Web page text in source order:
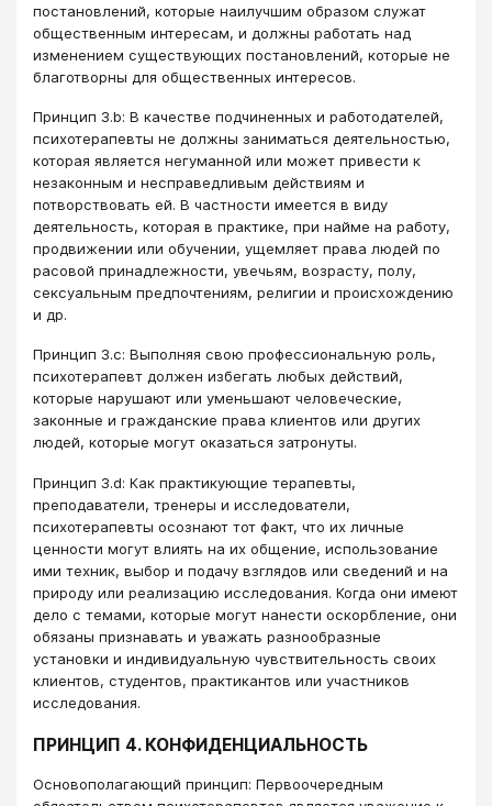
постановлений, которые наилучшим образом служат
общественным интересам, и должны работать над
изменением существующих постановлений, которые не
благотворны для общественных интересов.
Принцип 3.b: В качестве подчиненных и работодателей,
психотерапевты не должны заниматься деятельностью,
которая является негуманной или может привести к
незаконным и несправедливым действиям и
потворствовать ей. В частности имеется в виду
деятельность, которая в практике, при найме на работу,
продвижении или обучении, ущемляет права людей по
расовой принадлежности, увечьям, возрасту, полу,
сексуальным предпочтениям, религии и происхождению
и др.
Принцип 3.c: Выполняя свою профессиональную роль,
психотерапевт должен избегать любых действий,
которые нарушают или уменьшают человеческие,
законные и гражданские права клиентов или других
людей, которые могут оказаться затронуты.
Принцип 3.d: Как практикующие терапевты,
преподаватели, тренеры и исследователи,
психотерапевты осознают тот факт, что их личные
ценности могут влиять на их общение, использование
ими техник, выбор и подачу взглядов или сведений и на
природу или реализацию исследования. Когда они имеют
дело с темами, которые могут нанести оскорбление, они
обязаны признавать и уважать разнообразные
установки и индивидуальную чувствительность своих
клиентов, студентов, практикантов или участников
исследования.
ПРИНЦИП 4. КОНФИДЕНЦИАЛЬНОСТЬ
Основополагающий принцип: Первоочередным